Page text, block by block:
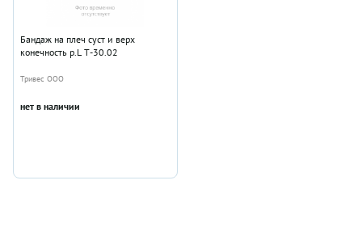
Бандаж на плеч суст и верх
конечность р.L Т-30.02
Тривес ООО
нет в наличии